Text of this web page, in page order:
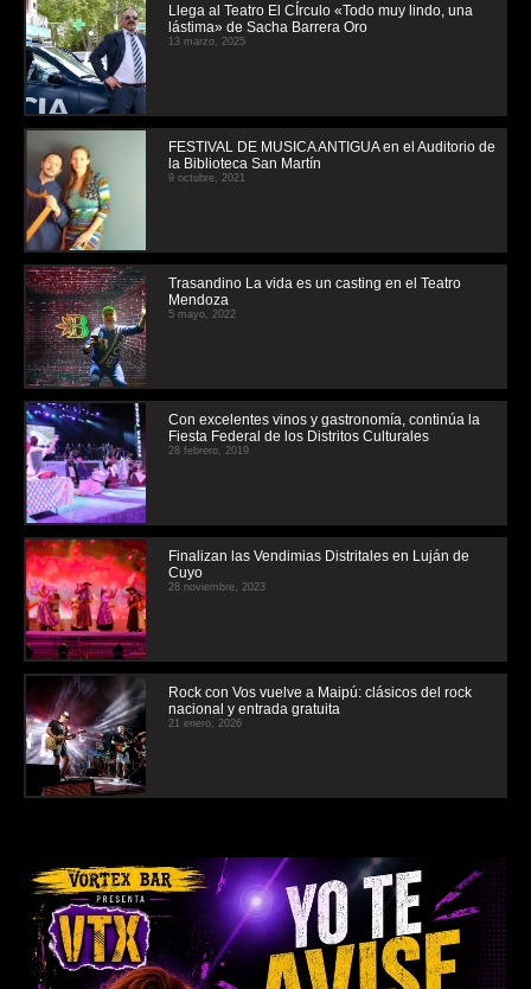
Llega al Teatro El CÍrculo «Todo muy lindo, una
lástima» de Sacha Barrera Oro
13 marzo, 2025
FESTIVAL DE MUSICA ANTIGUA en el Auditorio de
la Biblioteca San Martín
9 octubre, 2021
Trasandino La vida es un casting en el Teatro
Mendoza
5 mayo, 2022
Con excelentes vinos y gastronomía, continúa la
Fiesta Federal de los Distritos Culturales
28 febrero, 2019
Finalizan las Vendimias Distritales en Luján de
Cuyo
28 noviembre, 2023
Rock con Vos vuelve a Maipú: clásicos del rock
nacional y entrada gratuita
21 enero, 2026